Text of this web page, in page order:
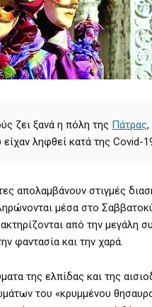
ζει ξανά η πόλη της Πάτρας,
ληφθεί κατά της Covid-
απολαμβάνουν στιγμές
μέσα στο
από την μεγάλη
φαντασία και την χαρά.
της ελπίδας και της
του «κρυμμένου